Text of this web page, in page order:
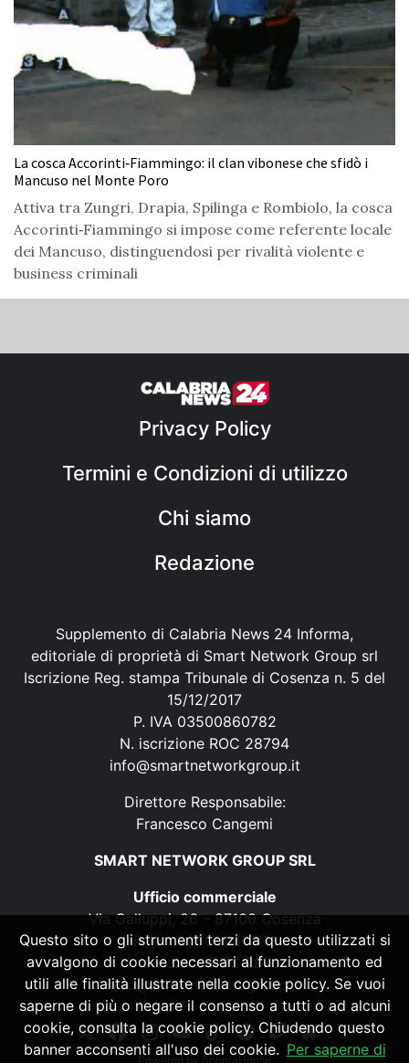
La cosca Accorinti‑Fiammingo: il clan vibonese che sfidò i
Mancuso nel Monte Poro
Attiva tra Zungri, Drapia, Spilinga e Rombiolo, la cosca
Accorinti‑Fiammingo si impose come referente locale
dei Mancuso, distinguendosi per rivalità violente e
business criminali
Privacy Policy
Termini e Condizioni di utilizzo
Chi siamo
Redazione
Supplemento di Calabria News 24 Informa,
editoriale di proprietà di Smart Network Group srl
Iscrizione Reg. stampa Tribunale di Cosenza n. 5 del
15/12/2017
P. IVA 03500860782
N. iscrizione ROC 28794
info@smartnetworkgroup.it
Direttore Responsabile:
Francesco Cangemi
SMART NETWORK GROUP SRL
Ufficio commerciale
Via Galluppi, 26 – 87100 Cosenza
P. IVA 03500860782
N. iscrizione ROC 28794
info@smartnetworkgroup.it
Powered by SpheraHouse
Questo sito o gli strumenti terzi da questo utilizzati si
avvalgono di cookie necessari al funzionamento ed
utili alle finalità illustrate nella cookie policy. Se vuoi
saperne di più o negare il consenso a tutti o ad alcuni
cookie, consulta la cookie policy. Chiudendo questo
banner acconsenti all'uso dei cookie. Per saperne di